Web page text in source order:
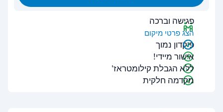
פגישה וברכה
הצג פרטי מיקום
פיקדון נמוך
אישור מיידי!
ללא הגבלת קילומטראז'
מקדמה חלקית